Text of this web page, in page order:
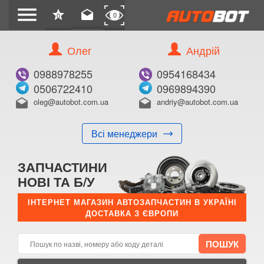
menu star
0 drafts 0
Олег
0988978255
0506722410
drafts oleg@autobot.com.ua
Всі менеджери
Андрій
0954168434
0969894390
drafts andriy@autobot.com.ua
ЗАПЧАСТИНИ
НОВІ ТА Б/У
ІНТЕРНЕТ МАГАЗИН АВТОЗАПЧАСТИН В УКРАЇНІ
ДОСТАВКА З ЄВРОПИ
КУПИТИ
Оригінальний номер:
Примітка:
E-mail:
Телефон: